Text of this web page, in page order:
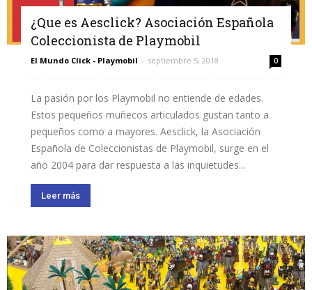
¿Que es Aesclick? Asociación Española
Coleccionista de Playmobil
El Mundo Click - Playmobil - septiembre 5, 2018 0
La pasión por los Playmobil no entiende de edades.
Estos pequeños muñecos articulados gustan tanto a
pequeños como a mayores. Aesclick, la Asociación
Española de Coleccionistas de Playmobil, surge en el
año 2004 para dar respuesta a las inquietudes...
Leer más